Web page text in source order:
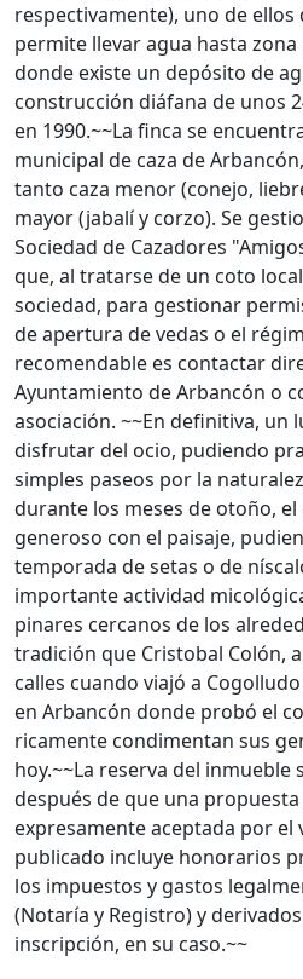
respectivamente), uno de
permite llevar agua hasta zona
donde existe un depósito de
construcción diáfana de unos
en 1990.~~La finca se
municipal de caza de
tanto caza menor (conejo,
mayor (jabalí y corzo). Se
Sociedad de Cazadores
que, al tratarse de un coto
sociedad, para gestionar
de apertura de vedas o el
recomendable es contactar
Ayuntamiento de Arbancón o
asociación. ~~En definitiva, un
disfrutar del ocio, pudiendo
simples paseos por la
durante los meses de otoño,
generoso con el paisaje,
temporada de setas o de
importante actividad
pinares cercanos de los
tradición que Cristobal Colón,
calles cuando viajó a
en Arbancón donde probó el
ricamente condimentan sus
hoy.~~La reserva del inmueble
después de que una
expresamente aceptada por el
publicado incluye honorarios
los impuestos y gastos
(Notaría y Registro) y
inscripción, en su caso.~~